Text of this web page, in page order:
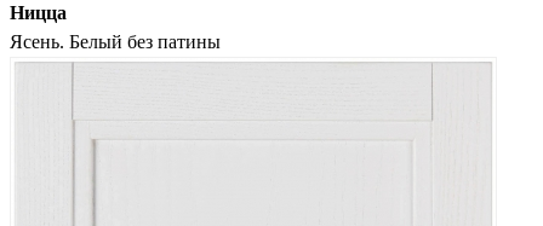
Ницца
Ясень. Белый без патины